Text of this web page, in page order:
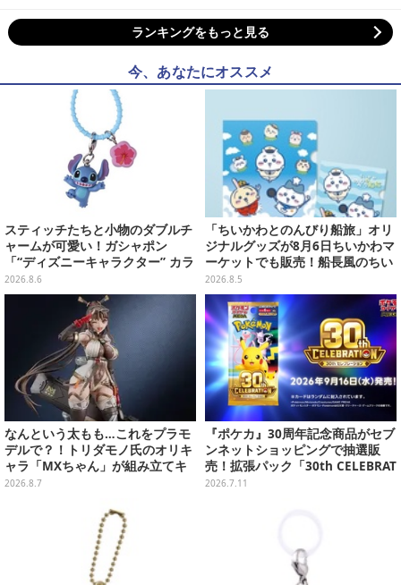
ランキングをもっと見る
今、あなたにオススメ
スティッチたちと小物のダブルチ
ャームが可愛い！ガシャポン
「“ディズニーキャラクター” カラ
フルマルチチャーム」が発売
2026.8.6
「ちいかわとのんびり船旅」オリ
ジナルグッズが8月6日ちいかわマ
ーケットでも販売！船長風のちい
かわやセイレーンたちをデザイン
した4商品
2026.8.5
なんという太もも…これをプラモ
デルで？！トリダモノ氏のオリキ
ャラ「MXちゃん」が組み立てキ
ット化―持ってるケースはレール
2026.8.7
『ポケカ』30周年記念商品がセブ
ンネットショッピングで抽選販
売！拡張パック「30th CELEBRAT
ION」と「エーフィ・ブラッキー
2026.7.11